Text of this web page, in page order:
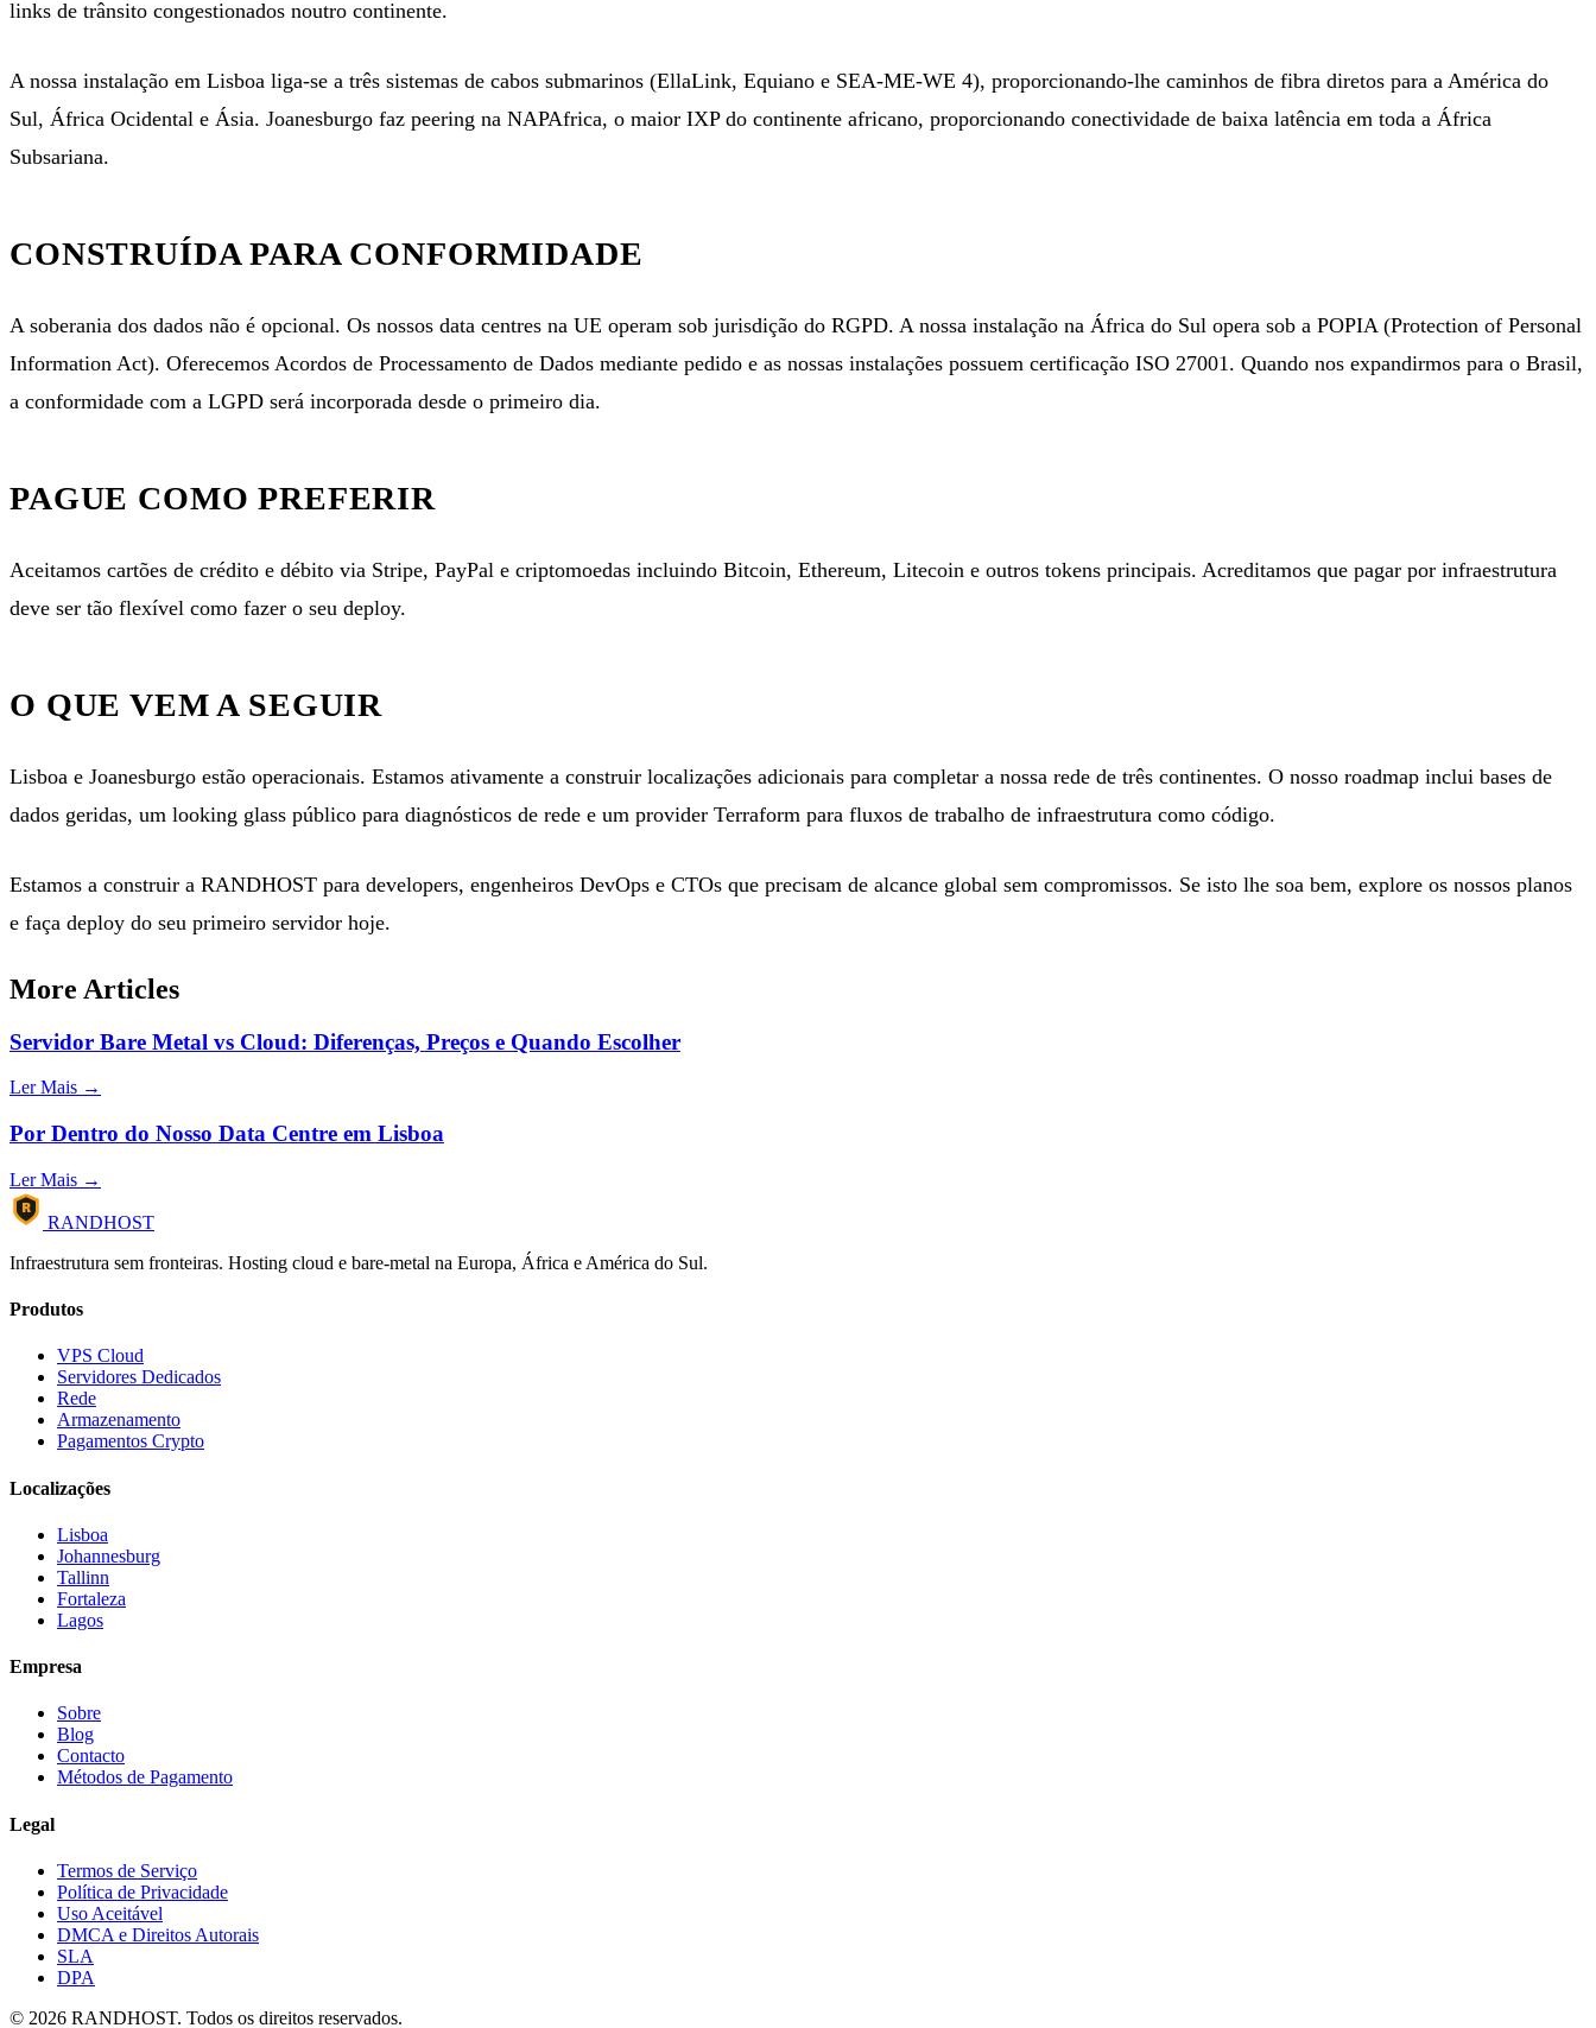
links de trânsito congestionados noutro continente.
A nossa instalação em Lisboa liga-se a três sistemas de cabos submarinos (EllaLink, Equiano e SEA-ME-WE 4), proporcionando-lhe caminhos de fibra diretos para a América do
Sul, África Ocidental e Ásia. Joanesburgo faz peering na NAPAfrica, o maior IXP do continente africano, proporcionando conectividade de baixa latência em toda a África
Subsariana.
CONSTRUÍDA PARA CONFORMIDADE
A soberania dos dados não é opcional. Os nossos data centres na UE operam sob jurisdição do RGPD. A nossa instalação na África do Sul opera sob a POPIA (Protection of Personal
Information Act). Oferecemos Acordos de Processamento de Dados mediante pedido e as nossas instalações possuem certificação ISO 27001. Quando nos expandirmos para o Brasil,
a conformidade com a LGPD será incorporada desde o primeiro dia.
PAGUE COMO PREFERIR
Aceitamos cartões de crédito e débito via Stripe, PayPal e criptomoedas incluindo Bitcoin, Ethereum, Litecoin e outros tokens principais. Acreditamos que pagar por infraestrutura
deve ser tão flexível como fazer o seu deploy.
O QUE VEM A SEGUIR
Lisboa e Joanesburgo estão operacionais. Estamos ativamente a construir localizações adicionais para completar a nossa rede de três continentes. O nosso roadmap inclui bases de
dados geridas, um looking glass público para diagnósticos de rede e um provider Terraform para fluxos de trabalho de infraestrutura como código.
Estamos a construir a RANDHOST para developers, engenheiros DevOps e CTOs que precisam de alcance global sem compromissos. Se isto lhe soa bem, explore os nossos planos
e faça deploy do seu primeiro servidor hoje.
More Articles
Servidor Bare Metal vs Cloud: Diferenças, Preços e Quando Escolher
Ler Mais →
Por Dentro do Nosso Data Centre em Lisboa
Ler Mais →
R
RANDHOST
Infraestrutura sem fronteiras. Hosting cloud e bare-metal na Europa, África e América do Sul.
Produtos
VPS Cloud
Servidores Dedicados
Rede
Armazenamento
Pagamentos Crypto
Localizações
Lisboa
Johannesburg
Tallinn
Fortaleza
Lagos
Empresa
Sobre
Blog
Contacto
Métodos de Pagamento
Legal
Termos de Serviço
Política de Privacidade
Uso Aceitável
DMCA e Direitos Autorais
SLA
DPA
© 2026 RANDHOST. Todos os direitos reservados.